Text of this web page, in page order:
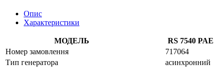
Опис
Характеристики
МОДЕЛЬ
RS 7540 PAE
Номер замовлення
717064
Тип генератора
асинхронний